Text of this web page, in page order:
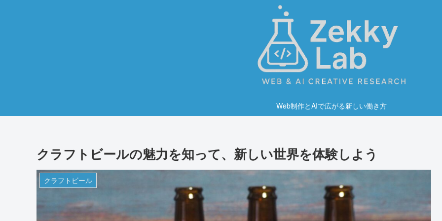
Web制作とAIで広がる新しい働き方
クラフトビールの魅力を知って、新しい世界を体験しよう
クラフトビール